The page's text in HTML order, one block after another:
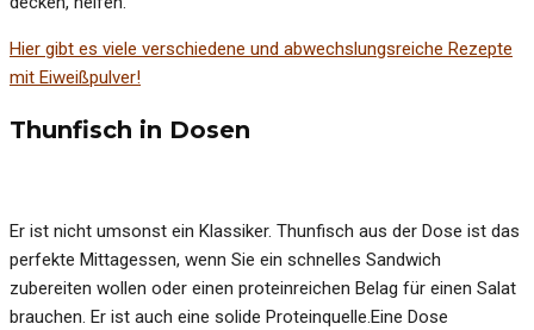
Hier gibt es viele verschiedene und abwechslungsreiche Rezepte
mit Eiweißpulver!
Thunfisch in Dosen
Er ist nicht umsonst ein Klassiker. Thunfisch aus der Dose ist das
perfekte Mittagessen, wenn Sie ein schnelles Sandwich
zubereiten wollen oder einen proteinreichen Belag für einen Salat
brauchen. Er ist auch eine solide Proteinquelle.Eine Dose